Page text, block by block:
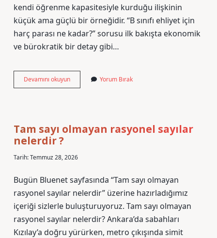
kendi öğrenme kapasitesiyle kurduğu ilişkinin
küçük ama güçlü bir örneğidir. “B sınıfı ehliyet için
harç parası ne kadar?” sorusu ilk bakışta ekonomik
ve bürokratik bir detay gibi…
Devamını okuyun2024’te
ehliyet
ne
Yorum Bırak
Tam sayı olmayan rasyonel sayılar
nelerdir ?
Tarih: Temmuz 28, 2026
Bugün Bluenet sayfasında “Tam sayı olmayan
rasyonel sayılar nelerdir” üzerine hazırladığımız
içeriği sizlerle buluşturuyoruz. Tam sayı olmayan
rasyonel sayılar nelerdir? Ankara’da sabahları
Kızılay’a doğru yürürken, metro çıkışında simit